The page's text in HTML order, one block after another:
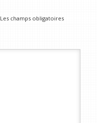
Les champs obligatoires